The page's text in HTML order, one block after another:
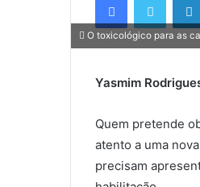
O toxicológico para as
Yasmim
Quem pretende
atento a uma
precisam